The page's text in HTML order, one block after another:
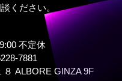
ください。
不定休
7881
ALBORE GINZA 9F